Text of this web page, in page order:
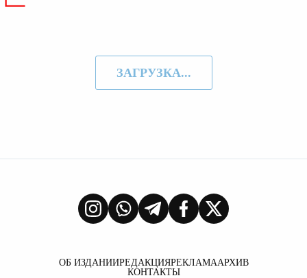
ЗАГРУЗКА...
ОБ ИЗДАНИИРЕДАКЦИЯРЕКЛАМААРХИВ
КОНТАКТЫ